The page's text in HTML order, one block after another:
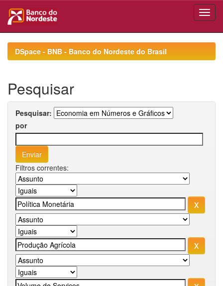
navigationDSpace - BNB - Banco do Nordeste do Brasil
Pesquisar
Pesquisar:
por
Filtros correntes: